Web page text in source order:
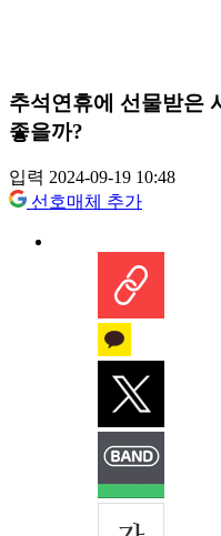
추석연휴에 선물받은
좋을까?
입력 2024-09-19 10:48
선호매체 추가